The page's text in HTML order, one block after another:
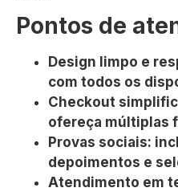
Pontos de
Design limpo e
com todos os
Checkout
ofereça múltiplas
Provas sociais:
depoimentos e
Atendimento em